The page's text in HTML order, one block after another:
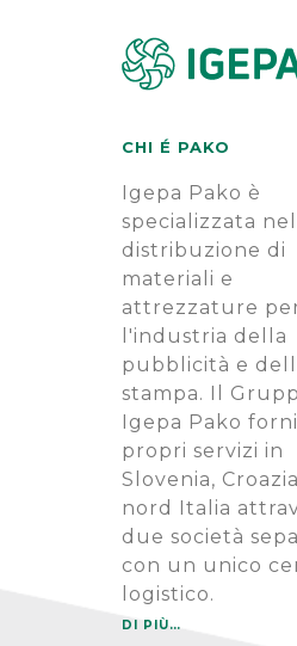
CHI É PAKO
Igepa Pako è
specializzata
distribuzione di
materiali e
attrezzature
l'industria della
pubblicità e
stampa. Il
Igepa Pako
propri servizi in
Slovenia,
nord Italia
due società
con un unico
logistico.
DI PIÙ…